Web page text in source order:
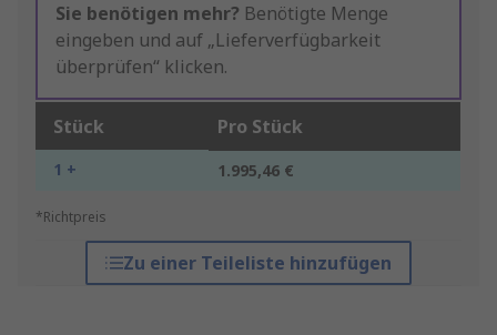
Sie benötigen mehr? Benötigte Menge
eingeben und auf „Lieferverfügbarkeit
überprüfen“ klicken.
Stück Pro Stück
1 + 1.995,46 €
*Richtpreis
Zu einer Teileliste hinzufügen